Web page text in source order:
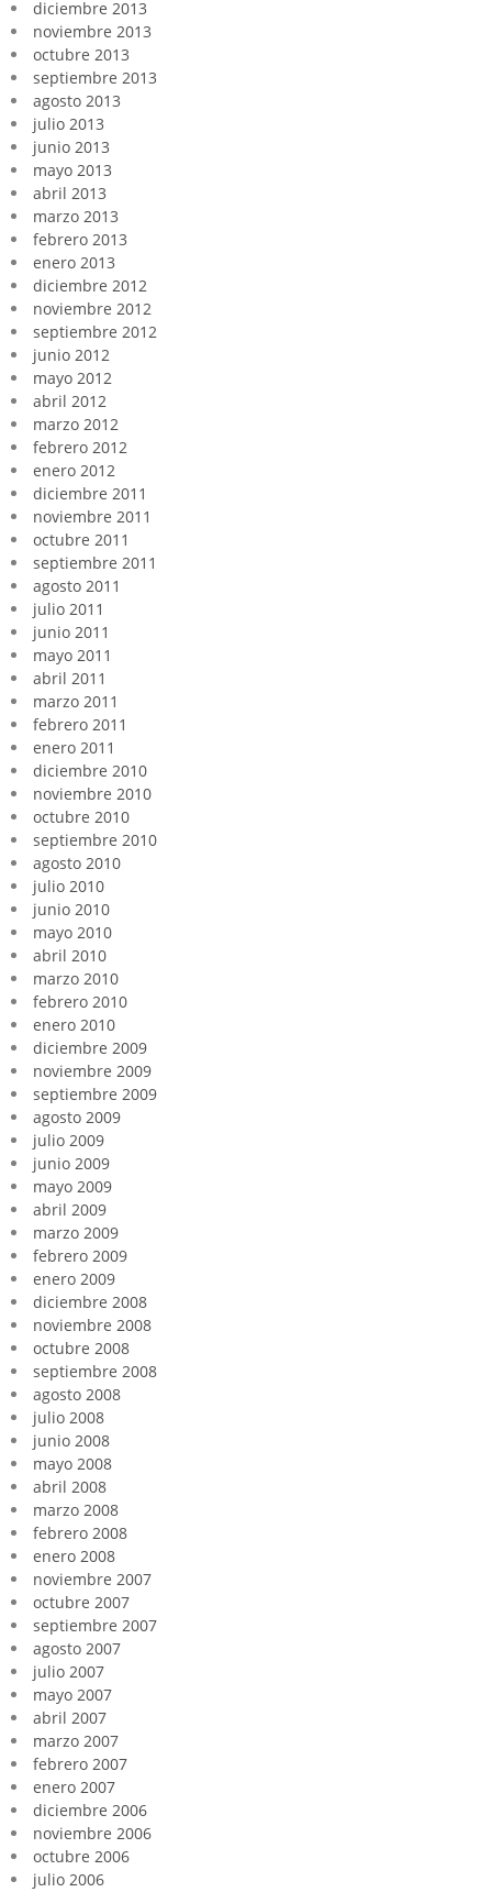
diciembre 2013
noviembre 2013
octubre 2013
septiembre 2013
agosto 2013
julio 2013
junio 2013
mayo 2013
abril 2013
marzo 2013
febrero 2013
enero 2013
diciembre 2012
noviembre 2012
septiembre 2012
junio 2012
mayo 2012
abril 2012
marzo 2012
febrero 2012
enero 2012
diciembre 2011
noviembre 2011
octubre 2011
septiembre 2011
agosto 2011
julio 2011
junio 2011
mayo 2011
abril 2011
marzo 2011
febrero 2011
enero 2011
diciembre 2010
noviembre 2010
octubre 2010
septiembre 2010
agosto 2010
julio 2010
junio 2010
mayo 2010
abril 2010
marzo 2010
febrero 2010
enero 2010
diciembre 2009
noviembre 2009
septiembre 2009
agosto 2009
julio 2009
junio 2009
mayo 2009
abril 2009
marzo 2009
febrero 2009
enero 2009
diciembre 2008
noviembre 2008
octubre 2008
septiembre 2008
agosto 2008
julio 2008
junio 2008
mayo 2008
abril 2008
marzo 2008
febrero 2008
enero 2008
noviembre 2007
octubre 2007
septiembre 2007
agosto 2007
julio 2007
mayo 2007
abril 2007
marzo 2007
febrero 2007
enero 2007
diciembre 2006
noviembre 2006
octubre 2006
julio 2006